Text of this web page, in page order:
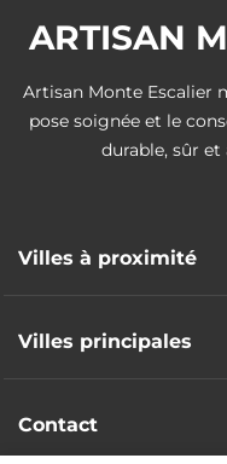
ARTISAN
Artisan Monte Escalier
pose soignée et le
durable, sûr
Villes à proximité
Pose monte escalier
Villes principales
Pose monte escalier
Contact